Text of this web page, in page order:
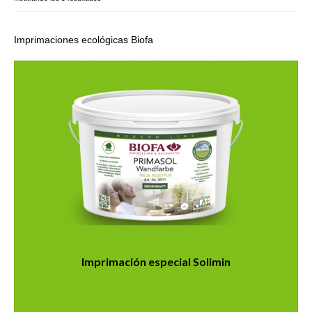
Política de envíos y devoluciones
Imprimaciones ecológicas Biofa
Imprimación especial Solimin